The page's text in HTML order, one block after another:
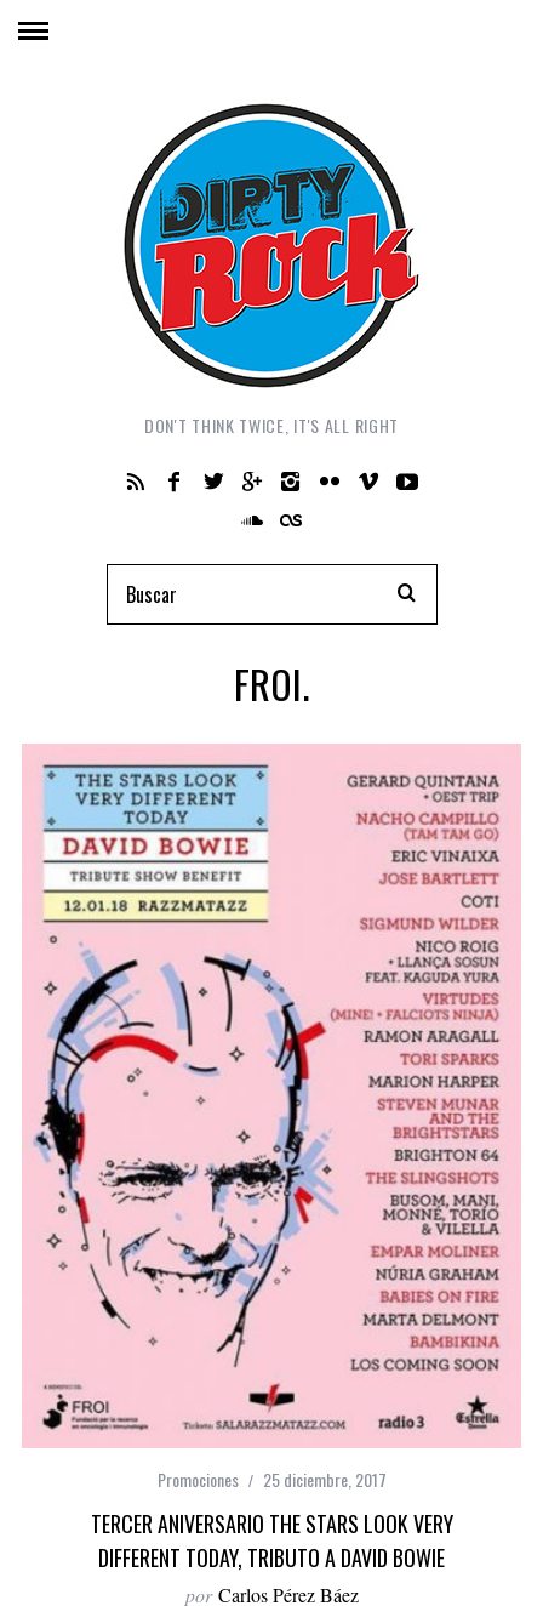
DON'T THINK TWICE, IT'S ALL RIGHT
FROI.
Promociones 25 diciembre, 2017
TERCER ANIVERSARIO THE STARS LOOK VERY
DIFFERENT TODAY, TRIBUTO A DAVID BOWIE
por Carlos Pérez Báez